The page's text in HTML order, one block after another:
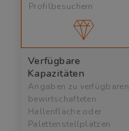
Profilbesuchern
Verfügbare
Kapazitäten
Angaben zu verfügbaren
bewirtschafteten
Hallenfläche oder
Palettenstellplätzen